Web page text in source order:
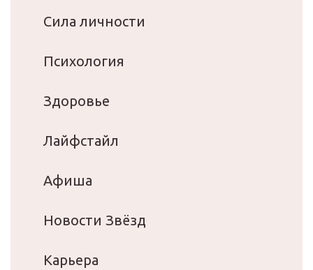
Сила личности
Психология
Здоровье
Лайфстайл
Афиша
Новости Звёзд
Карьера